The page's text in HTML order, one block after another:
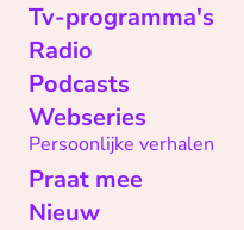
Tv-programma's
Radio
Podcasts
Webseries
Persoonlijke verhalen
Praat mee
Nieuw